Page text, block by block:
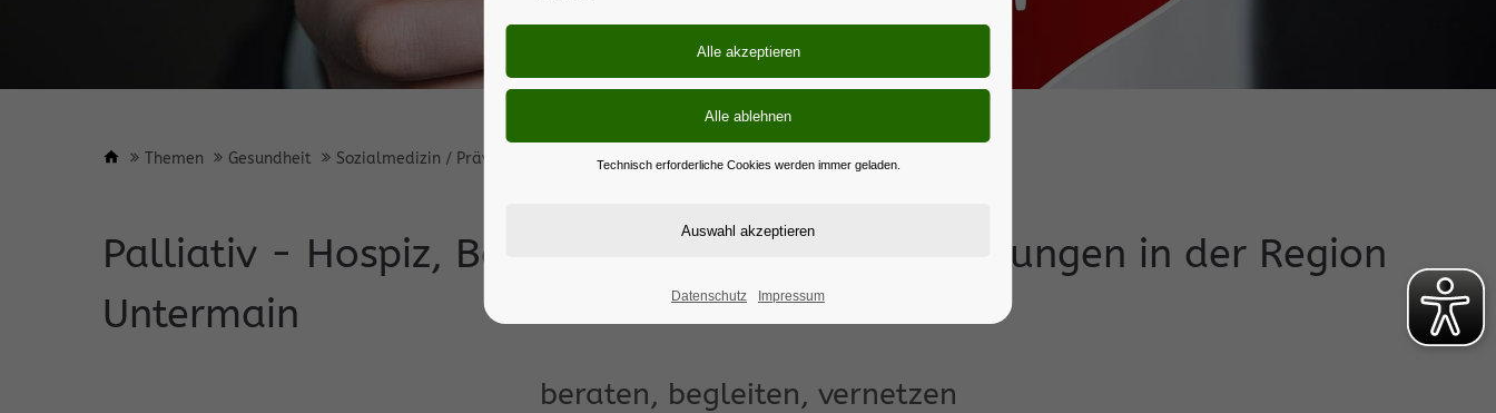
Themen Gesundheit Sozialmedizin / Prävention Beratungsstellen und Einrichtungen
Palliativ - Hospiz, Beratungsstellen und Einrichtungen in der Region
Untermain
beraten, begleiten, vernetzen
Technisch erforderliche Cookies werden immer geladen.
Datenschutz Impressum